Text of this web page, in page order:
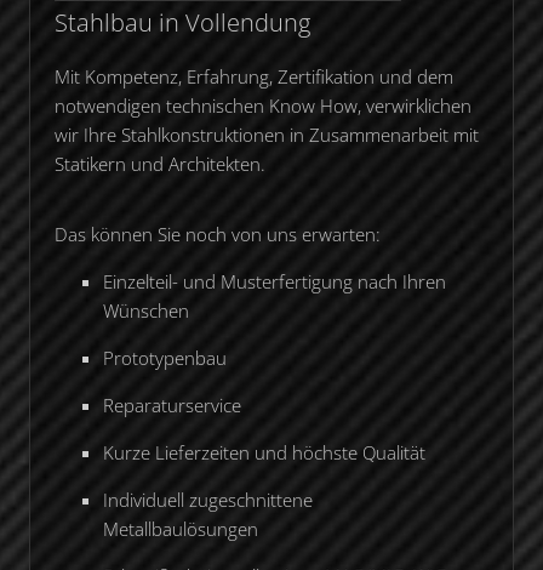
Stahlbau in Vollendung
Mit Kompetenz, Erfahrung, Zertifikation und dem
notwendigen technischen Know How, verwirklichen
wir Ihre Stahlkonstruktionen in Zusammenarbeit mit
Statikern und Architekten.
Das können Sie noch von uns erwarten:
Einzelteil- und Musterfertigung nach Ihren
Wünschen
Prototypenbau
Reparaturservice
Kurze Lieferzeiten und höchste Qualität
Individuell zugeschnittene
Metallbaulösungen